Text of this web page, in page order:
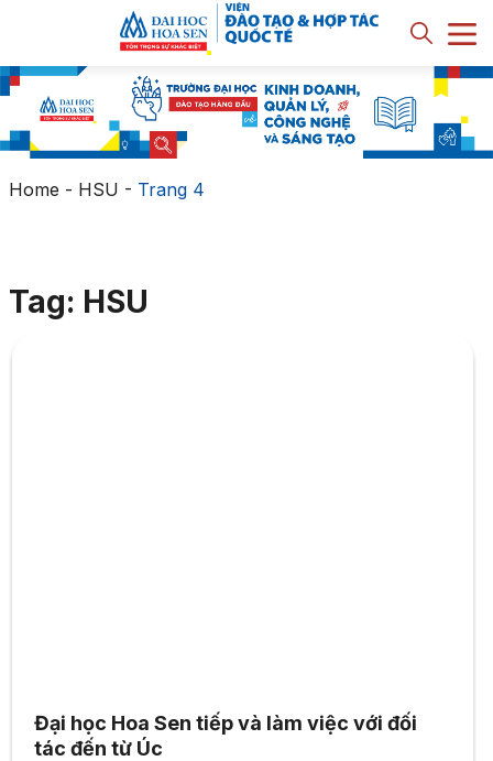
Home - HSU - Trang 4
Tag: HSU
Đại học Hoa Sen tiếp và làm việc với đối
tác đến từ Úc